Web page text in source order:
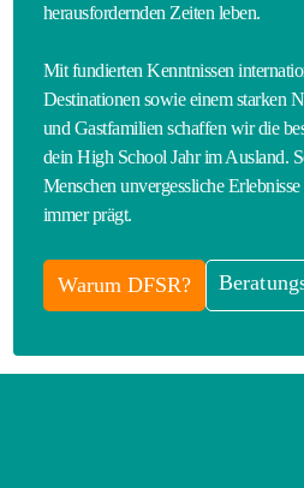
herausfordernden Zeiten leben.
Mit fundierten Kenntnissen
Destinationen sowie einem starken
und Gastfamilien schaffen wir die
dein High School Jahr im Ausland.
Menschen unvergessliche
immer prägt.
Warum DFSR?